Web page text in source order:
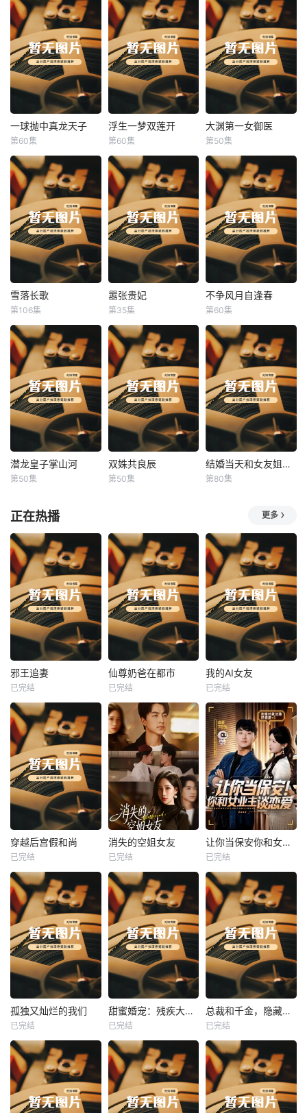
一球抛中真龙天子
一球抛中真龙天子
第60集
浮生一梦双莲开
浮生一梦双莲开
第60集
大渊第一女御医
大渊第一女御医
第50集
雪落长歌
雪落长歌
第106集
嚣张贵妃
嚣张贵妃
第35集
不争风月自逢春
不争风月自逢春
第60集
潜龙皇子掌山河
潜龙皇子掌山河
第50集
双姝共良辰
双姝共良辰
第50集
结婚当天和女友姐姐一起穿越了 结婚当天和女友姐姐一起穿越了
第80集
正在热播 更多
热播
邪王追妻
未知
邪王追妻
已完结
热播
未知
仙尊奶爸在都市
已完结
热播
我的AI女友
未知
我的AI女友
已完结
热播
未知
穿越后宫假和尚
已完结
热播
未知
消失的空姐女友
已完结
热播
未知
让你当保安你和女业主谈恋爱
已完结
热播
未知
孤独又灿烂的我们
已完结
热播
未知
甜蜜婚宠：残疾大佬夜夜撩
已完结
热播
未知
总裁和千金，隐藏身份闪婚了
已完结